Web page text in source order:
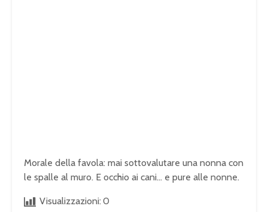
Morale della favola: mai sottovalutare una nonna con
le spalle al muro. E occhio ai cani… e pure alle nonne.
Visualizzazioni: 0